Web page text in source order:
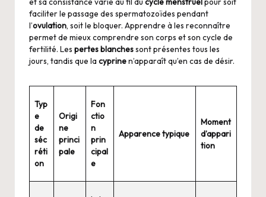
faciliter le passage des spermatozoïdes pendant
l’ovulation, soit le bloquer. Apprendre à les reconnaître
permet de mieux comprendre son corps et son cycle de
fertilité. Les pertes blanchessont présentes tous les
jours, tandis que la cyprinen’apparaît qu’en cas de désir.
Typ
e
de
séc
réti
on
Origi
ne
princi
pale
Fon
ctio
n
prin
cipal
e
Apparence typique
Moment
d’appari
tion